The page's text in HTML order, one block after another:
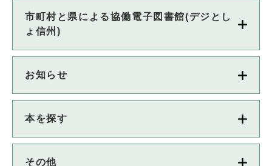
市町村と県による協働電子図書館(デジとし
ょ信州)
お知らせ
本を探す
その他